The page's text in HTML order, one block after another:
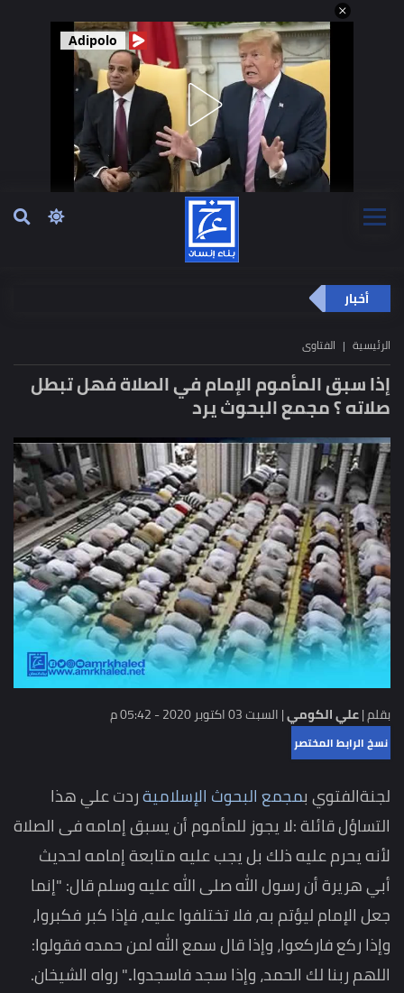
Adipolo
أخبار
الرئيسية الفتاوى
إذا سبق المأموم الإمام في الصلاة فهل تبطل
صلاته ؟ مجمع البحوث يرد
بقلم |علي الكومي|السبت 03 اكتوبر 2020 - 05:42 م
نسخ الرابط المختصر
لجنةالفتوي بمجمع البحوث الإسلاميةردت علي هذا
التساؤل قائلة :لا يجوز للمأموم أن يسبق إمامه فى الصلاة
لأنه يحرم عليه ذلك بل يجب عليه متابعة إمامه لحديث
أبي هريرة أن رسول الله صلى الله عليه وسلم قال: "إنما
جعل الإمام ليؤتم به، فلا تختلفوا عليه، فإذا كبر فكبروا،
وإذا ركع فاركعوا، وإذا قال سمع الله لمن حمده فقولوا:
اللهم ربنا لك الحمد، وإذا سجد فاسجدوا.." رواه الشيخان.